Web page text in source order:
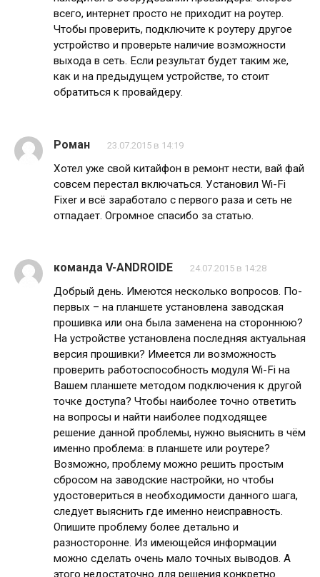
всего, интернет просто не приходит на роутер.
Чтобы проверить, подключите к роутеру другое
устройство и проверьте наличие возможности
выхода в сеть. Если результат будет таким же,
как и на предыдущем устройстве, то стоит
обратиться к провайдеру.
Роман 23.07.2015 в 14:19
Хотел уже свой китайфон в ремонт нести, вай фай
совсем перестал включаться. Установил Wi-Fi
Fixer и всё заработало с первого раза и сеть не
отпадает. Огромное спасибо за статью.
команда V-ANDROIDE 24.07.2015 в 14:28
Добрый день. Имеются несколько вопросов. По-
первых – на планшете установлена заводская
прошивка или она была заменена на стороннюю?
На устройстве установлена последняя актуальная
версия прошивки? Имеется ли возможность
проверить работоспособность модуля Wi-Fi на
Вашем планшете методом подключения к другой
точке доступа? Чтобы наиболее точно ответить
на вопросы и найти наиболее подходящее
решение данной проблемы, нужно выяснить в чём
именно проблема: в планшете или роутере?
Возможно, проблему можно решить простым
сбросом на заводские настройки, но чтобы
удостовериться в необходимости данного шага,
следует выяснить где именно неисправность.
Опишите проблему более детально и
разносторонне. Из имеющейся информации
можно сделать очень мало точных выводов. А
этого недостаточно для решения конкретно